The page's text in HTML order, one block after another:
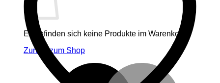
Es befinden sich keine Produkte im Warenkorb.
Zurück zum Shop